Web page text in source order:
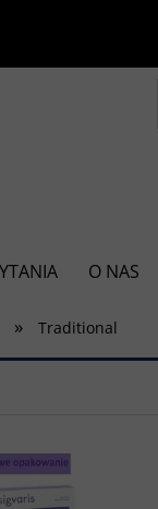
O NAS
» Traditional